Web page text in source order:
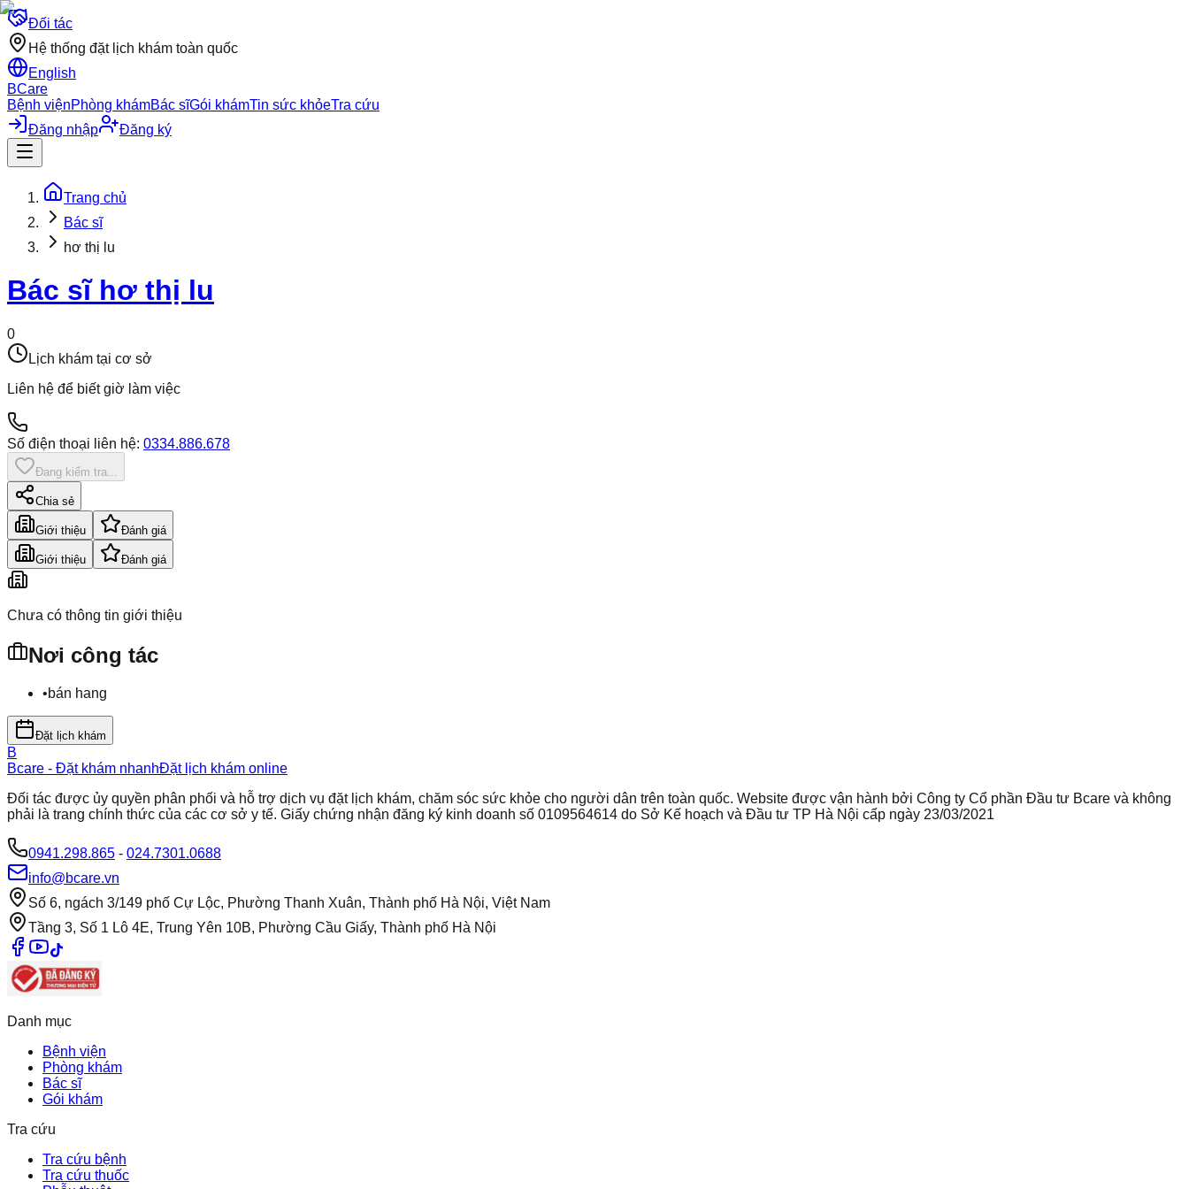
Đối tác
Hệ thống đặt lịch khám toàn quốc
English
BCare
Bệnh việnPhòng khámBác sĩGói khámTin sức khỏeTra cứu
Đăng nhập
Đăng ký
Trang chủ
Bác sĩ
hơ thị lu
Bác sĩ hơ thị lu
0
Lịch khám tại cơ sở
Liên hệ để biết giờ làm việc
Số điện thoại liên hệ: 0334.886.678
Đang kiểm tra...
Chia sẻ
Giới thiệu Đánh giá
Giới thiệu Đánh giá
Chưa có thông tin giới thiệu
Nơi công tác
•bán hang
Đặt lịch khám
B
Bcare - Đặt khám nhanhĐặt lịch khám online
Đối tác được ủy quyền phân phối và hỗ trợ dịch vụ đặt lịch khám, chăm sóc sức khỏe cho người dân trên toàn quốc. Website được vận hành bởi Công ty Cổ phần Đầu tư Bcare và không
phải là trang chính thức của các cơ sở y tế. Giấy chứng nhận đăng ký kinh doanh số 0109564614 do Sở Kế hoạch và Đầu tư TP Hà Nội cấp ngày 23/03/2021
0941.298.865 - 024.7301.0688
info@bcare.vn
Số 6, ngách 3/149 phố Cự Lộc, Phường Thanh Xuân, Thành phố Hà Nội, Việt Nam
Tầng 3, Số 1 Lô 4E, Trung Yên 10B, Phường Cầu Giấy, Thành phố Hà Nội
Danh mục
Bệnh viện
Phòng khám
Bác sĩ
Gói khám
Tra cứu
Tra cứu bệnh
Tra cứu thuốc